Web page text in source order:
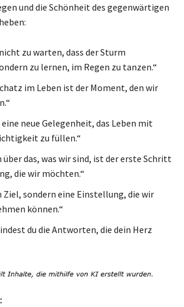
und die Schönheit des gegenwärtigen
zu warten, dass der Sturm
zu lernen, im Regen zu tanzen.“
im Leben ist der Moment, den wir
eine neue Gelegenheit, das Leben mit
zu füllen.“
über das, was wir sind, ist der erste Schritt
die wir möchten.“
Ziel, sondern eine Einstellung, die wir
können.“
du die Antworten, die dein Herz